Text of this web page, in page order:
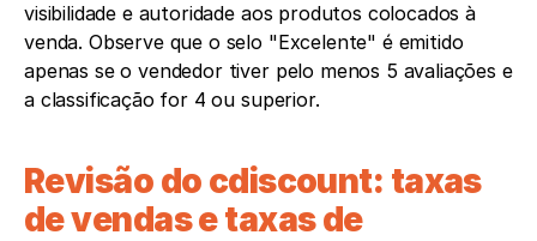
visibilidade e autoridade aos produtos colocados à
venda. Observe que o selo "Excelente" é emitido
apenas se o vendedor tiver pelo menos 5 avaliações e
a classificação for 4 ou superior.
Revisão do cdiscount: taxas
de vendas e taxas de